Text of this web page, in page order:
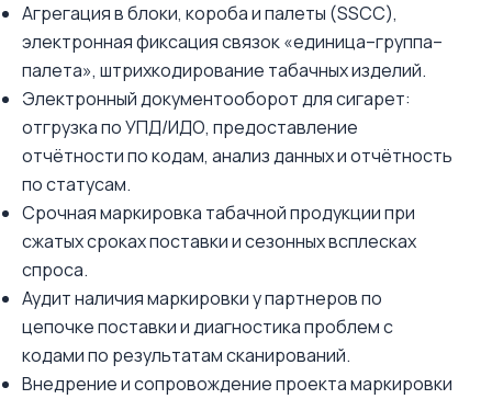
Агрегация в блоки, короба и палеты (SSCC),
электронная фиксация связок «единица–группа–
палета», штрихкодирование табачных изделий.
Электронный документооборот для сигарет:
отгрузка по УПД/ИДО, предоставление
отчётности по кодам, анализ данных и отчётность
по статусам.
Срочная маркировка табачной продукции при
сжатых сроках поставки и сезонных всплесках
спроса.
Аудит наличия маркировки у партнеров по
цепочке поставки и диагностика проблем с
кодами по результатам сканирований.
Внедрение и сопровождение проекта маркировки